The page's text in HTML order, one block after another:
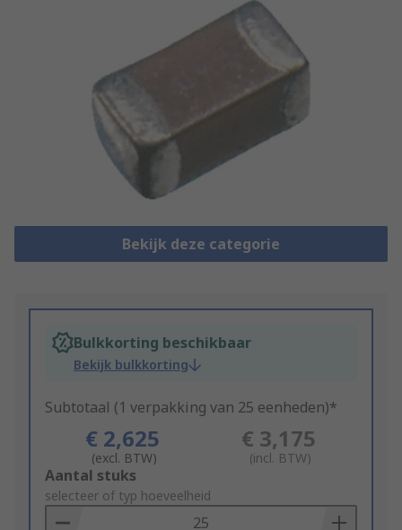
Bekijk deze categorie
Bulkkorting beschikbaar
Bekijk bulkkorting
Subtotaal (1 verpakking van 25 eenheden)*
€ 2,625
(excl. BTW)
€ 3,175
(incl. BTW)
Add
to
Basket
Aantal stuks
selecteer of typ hoeveelheid